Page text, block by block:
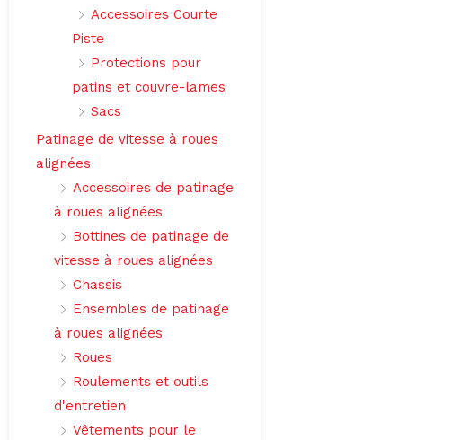
Accessoires Courte
Piste
Protections pour
patins et couvre-lames
Sacs
Patinage de vitesse à roues
alignées
Accessoires de patinage
à roues alignées
Bottines de patinage de
vitesse à roues alignées
Chassis
Ensembles de patinage
à roues alignées
Roues
Roulements et outils
d'entretien
Vêtements pour le